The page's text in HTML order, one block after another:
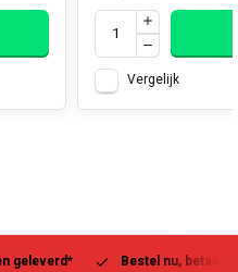
Vergelijk
geleverd* Bestel nu, betaal